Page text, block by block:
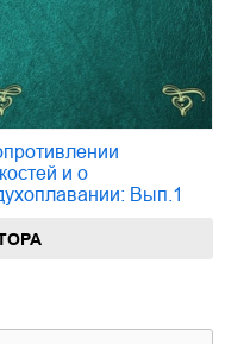
и о
Вып.1